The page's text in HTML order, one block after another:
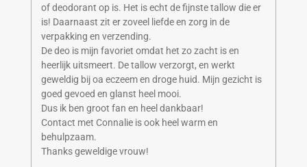
of deodorant op is. Het is echt de fijnste tallow die er
is! Daarnaast zit er zoveel liefde en zorg in de
verpakking en verzending.
De deo is mijn favoriet omdat het zo zacht is en
heerlijk uitsmeert. De tallow verzorgt, en werkt
geweldig bij oa eczeem en droge huid. Mijn gezicht is
goed gevoed en glanst heel mooi.
Dus ik ben groot fan en heel dankbaar!
Contact met Connalie is ook heel warm en
behulpzaam.
Thanks geweldige vrouw!